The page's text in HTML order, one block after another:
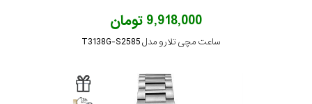
9,918,000 تومان
ساعت مچی تلارو مدل T3138G-S2585